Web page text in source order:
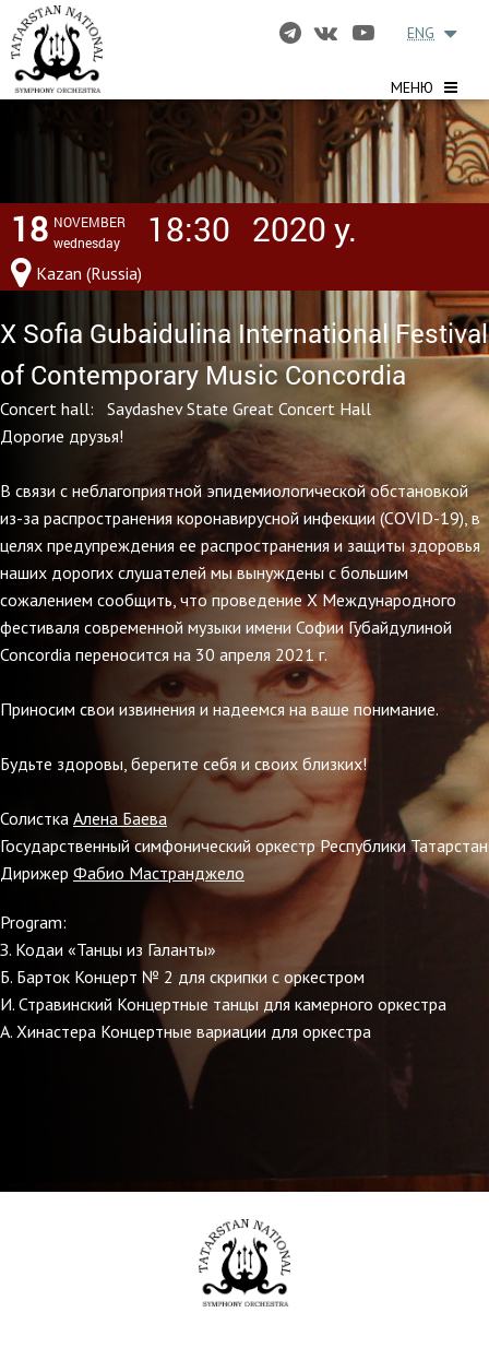
МЕНЮ
ENG
18 NOVEMBER
wednesday
18:30 2020 y.
Kazan (Russia)
X Sofia Gubaidulina International Festival
of Contemporary Music Concordia
Concert hall: Saydashev State Great Concert Hall
Дорогие друзья!
В связи с неблагоприятной эпидемиологической обстановкой
из-за распространения коронавирусной инфекции (COVID-19), в
целях предупреждения ее распространения и защиты здоровья
наших дорогих слушателей мы вынуждены с большим
сожалением сообщить, что проведение X Международного
фестиваля современной музыки имени Софии Губайдулиной
Concordia переносится на 30 апреля 2021 г.
Приносим свои извинения и надеемся на ваше понимание.
Будьте здоровы, берегите себя и своих близких!
Солистка Алена Баева
Государственный симфонический оркестр Республики Татарстан
Дирижер Фабио Мастранджело
Program:
З. Кодаи «Танцы из Галанты»
Б. Барток Концерт № 2 для скрипки с оркестром
И. Стравинский Концертные танцы для камерного оркестра
А. Хинастера Концертные вариации для оркестра